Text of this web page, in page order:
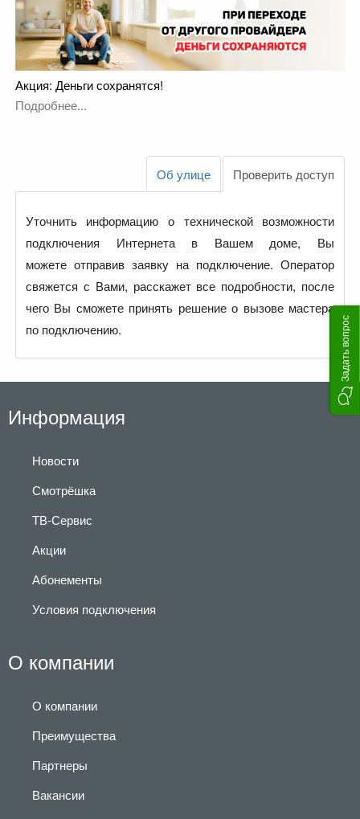
Акция: Деньги сохранятся!
Подробнее...
Проверить доступ
Об улице
Уточнить информацию о технической возможности
подключения Интернета в Вашем доме, Вы
можете отправив заявку на подключение. Оператор
свяжется с Вами, расскажет все подробности, после
чего Вы сможете принять решение о вызове мастера
по подключению.
Информация
Новости
Смотрёшка
ТВ-Сервис
Акции
Абонементы
Условия подключения
О компании
О компании
Преимущества
Партнеры
Вакансии
Задать вопрос